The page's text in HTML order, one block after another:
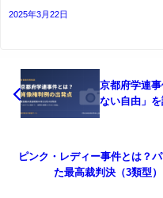
2025年3月22日
京都府学連
ない自由」
ピンク・レディー事件とは？
た最高裁判決（3類型